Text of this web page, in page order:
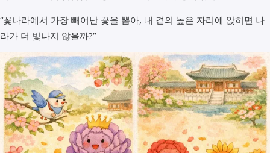
“꽃나라에서 가장 빼어난 꽃을 뽑아, 내 곁의 높은 자리에 앉히면 나
라가 더 빛나지 않을까?”